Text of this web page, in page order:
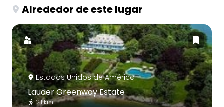
Alrededor de este lugar
Estados Unidos de América
Lauder Greenway Estate
2.1 km